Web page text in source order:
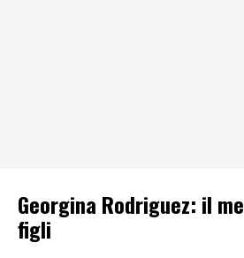
Georgina Rodriguez: il
figli